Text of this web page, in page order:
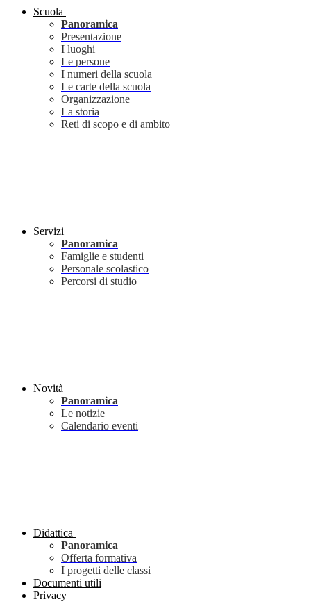
Scuola
Panoramica
Presentazione
I luoghi
Le persone
I numeri della scuola
Le carte della scuola
Organizzazione
La storia
Reti di scopo e di ambito
Servizi
Panoramica
Famiglie e studenti
Personale scolastico
Percorsi di studio
Novità
Panoramica
Le notizie
Calendario eventi
Didattica
Panoramica
Offerta formativa
I progetti delle classi
Documenti utili
Privacy